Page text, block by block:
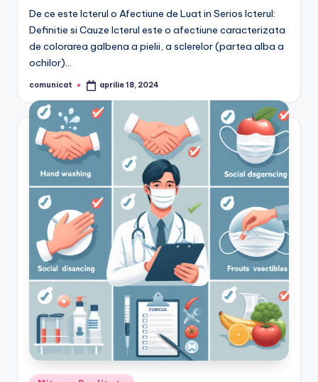
De ce este Icterul o Afectiune de Luat in Serios Icterul:
Definitie si Cauze Icterul este o afectiune caracterizata
de colorarea galbena a pielii, a sclerelor (partea alba a
ochilor)…
Posted
comunicat aprilie 18, 2024